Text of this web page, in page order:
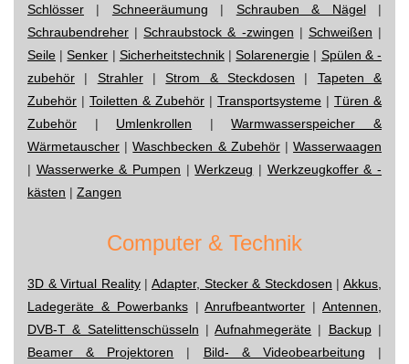
Schlösser | Schneeräumung | Schrauben & Nägel|
Schraubendreher |Schraubstock & -zwingen | Schweißen |
Seile |Senker | Sicherheitstechnik|Solarenergie | Spülen & -
zubehör | Strahler|Strom & Steckdosen | Tapeten &
Zubehör | Toiletten & Zubehör | Transportsysteme | Türen &
Zubehör | Umlenkrollen |Warmwasserspeicher &
Wärmetauscher |Waschbecken & Zubehör|Wasserwaagen
| Wasserwerke & Pumpen |Werkzeug | Werkzeugkoffer & -
kästen | Zangen
Computer & Technik
3D & Virtual Reality|Adapter, Stecker & Steckdosen |Akkus,
Ladegeräte & Powerbanks|Anrufbeantworter |Antennen,
DVB-T & Satelittenschüsseln |Aufnahmegeräte | Backup|
Beamer & Projektoren | Bild- & Videobearbeitung |